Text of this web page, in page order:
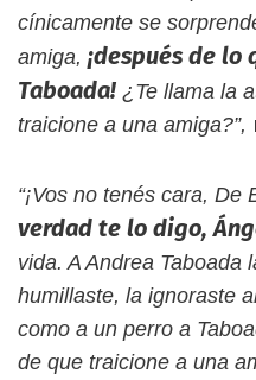
cínicamente se
amiga, ¡después de lo
Taboada! ¿Te llama la
traicione a una amiga?”,
“¡Vos no tenés cara, De
verdad te lo digo,
vida. A Andrea Taboada
humillaste, la ignoraste
como a un perro a
de que traicione a una